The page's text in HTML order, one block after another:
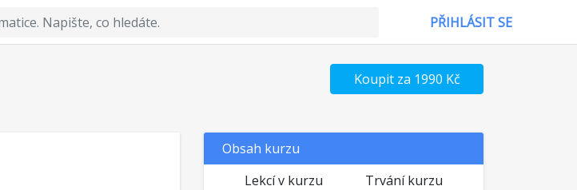
PŘIHLÁSIT SE
Koupit za 1990 Kč
Obsah kurzu
Lekcí v kurzu
Trvání kurzu